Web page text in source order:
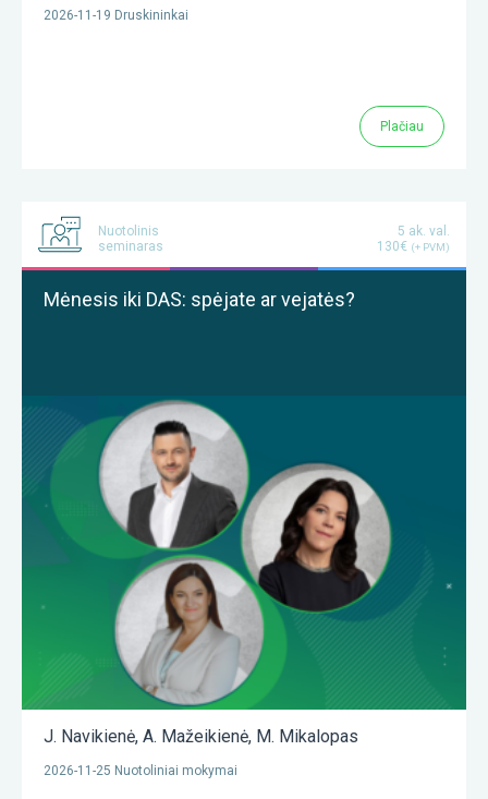
2026-11-19 Druskininkai
Plačiau
Nuotolinis
seminaras
5 ak. val.
130€ (+ PVM)
Mėnesis iki DAS: spėjate ar vejatės?
J. Navikienė, A. Mažeikienė, M. Mikalopas
2026-11-25 Nuotoliniai mokymai